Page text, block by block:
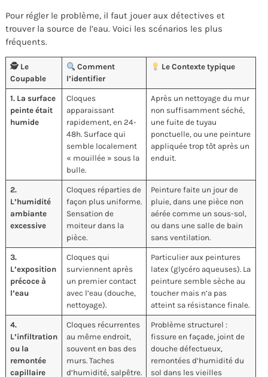
Pour régler le problème, il faut jouer aux détectives et
trouver la source de l’eau. Voici les scénarios les plus
fréquents.
🕵️ Le
Coupable
Comment
l’identifier
Le Contexte typique
1. La surface
peinte était
humide
Cloques
apparaissant
rapidement, en 24-
48h. Surface qui
semble localement
« mouillée » sous la
bulle.
Après un nettoyage du mur
non suffisamment séché,
une fuite de tuyau
ponctuelle, ou une peinture
appliquée trop tôt après un
enduit.
2.
L’humidité
ambiante
excessive
Cloques réparties de
façon plus uniforme.
Sensation de
moiteur dans la
pièce.
Peinture faite un jour de
pluie, dans une pièce non
aérée comme un sous-sol,
ou dans une salle de bain
sans ventilation.
3.
L’exposition
précoce à
l’eau
Cloques qui
surviennent après
un premier contact
avec l’eau (douche,
nettoyage).
Particulier aux peintures
latex (glycéro aqueuses). La
peinture semble sèche au
toucher mais n’a pas
atteint sa résistance finale.
4.
L’infiltration
ou la
remontée
capillaire
Cloques récurrentes
au même endroit,
souvent en bas des
murs. Taches
d’humidité, salpêtre.
Problème structurel :
fissure en façade, joint de
douche défectueux,
remontées d’humidité du
sol dans les vieilles